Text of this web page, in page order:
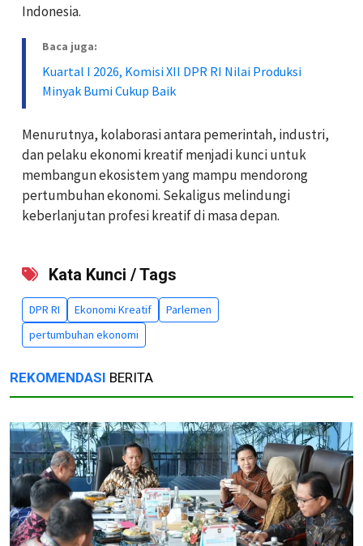
Indonesia.
Baca juga:
Kuartal I 2026, Komisi XII DPR RI Nilai Produksi
Minyak Bumi Cukup Baik
Menurutnya, kolaborasi antara pemerintah, industri,
dan pelaku ekonomi kreatif menjadi kunci untuk
membangun ekosistem yang mampu mendorong
pertumbuhan ekonomi. Sekaligus melindungi
keberlanjutan profesi kreatif di masa depan.
Kata Kunci / Tags
DPR RI Ekonomi Kreatif
Parlemen
pertumbuhan ekonomi
REKOMENDASI BERITA